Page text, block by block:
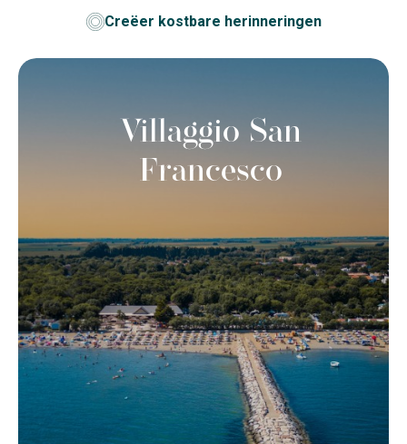
Creëer kostbare herinneringen
Villaggio San
Francesco